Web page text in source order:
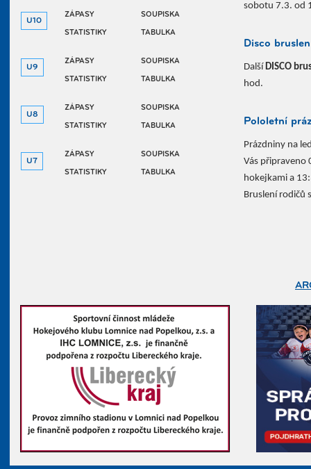
U10
U9
U8
U7
ZÁPASY SOUPISKA
STATISTIKY TABULKA
ZÁPASY SOUPISKA
STATISTIKY TABULKA
ZÁPASY SOUPISKA
STATISTIKY TABULKA
ZÁPASY SOUPISKA
STATISTIKY TABULKA
sobotu 7.3. od
Disco
Další DISCO
hod.
Pololetní
Prázdniny na
Vás připraveno
hokejkami a
Bruslení rodičů